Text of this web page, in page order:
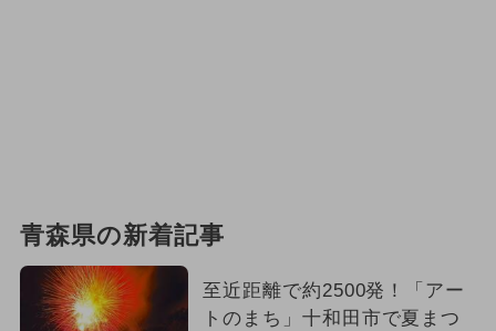
青森県の新着記事
至近距離で約2500発！「アー
トのまち」十和田市で夏まつ